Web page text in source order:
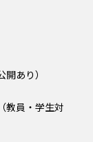
ナー情報など
あり）
教員・学生対